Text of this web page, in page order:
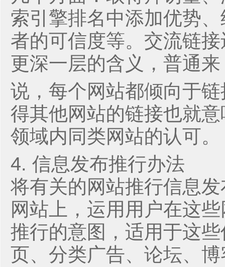
索引擎排名中添加优势
者的可信度等。交流链
更深一层的含义，普通来
说，每个网站都倾向于
得其他网站的链接也就
领域内同类网站的认可。
4. 信息发布推行办法
将有关的网站推行信息
网站上，运用用户在这
推行的意图，适用于这
页、分类广告、论坛、博